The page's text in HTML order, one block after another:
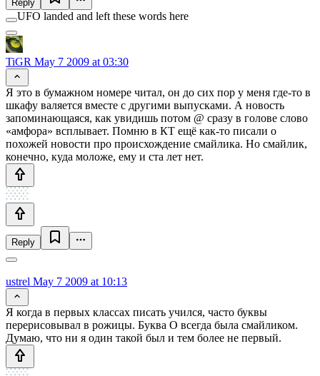
Reply
UFO landed and left these words here
TiGR May 7 2009 at 03:30
Я это в бумажном номере читал, он до сих пор у меня где-то в
шкафу валяется вместе с другими выпусками. А новость
запоминающаяся, как увидишь потом @ сразу в голове слово
«амфора» всплывает. Помню в КТ ещё как-то писали о
похожей новости про происхождение смайлика. Но смайлик,
конечно, куда моложе, ему и ста лет нет.
Reply
ustrel May 7 2009 at 10:13
Я когда в первых классах писать учился, часто буквы
перерисовывал в рожицы. Буква О всегда была смайликом.
Думаю, что ни я один такой был и тем более не первый.